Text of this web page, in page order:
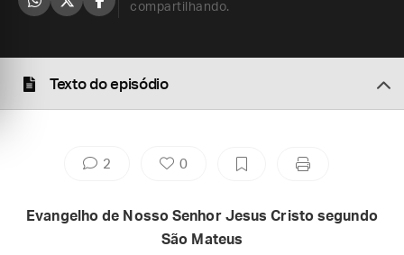
compartilhando.
Texto do episódio
2 0
Evangelho de Nosso Senhor Jesus Cristo segundo
São Mateus